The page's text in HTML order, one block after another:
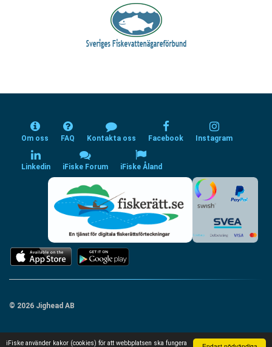
iFiske använder kakor (cookies) för att webbplatsen ska fungera
Om oss FAQ Kontakta oss Facebook Instagram
Linkedin iFiske Forum iFiske Åland
© 2026 Jighead AB